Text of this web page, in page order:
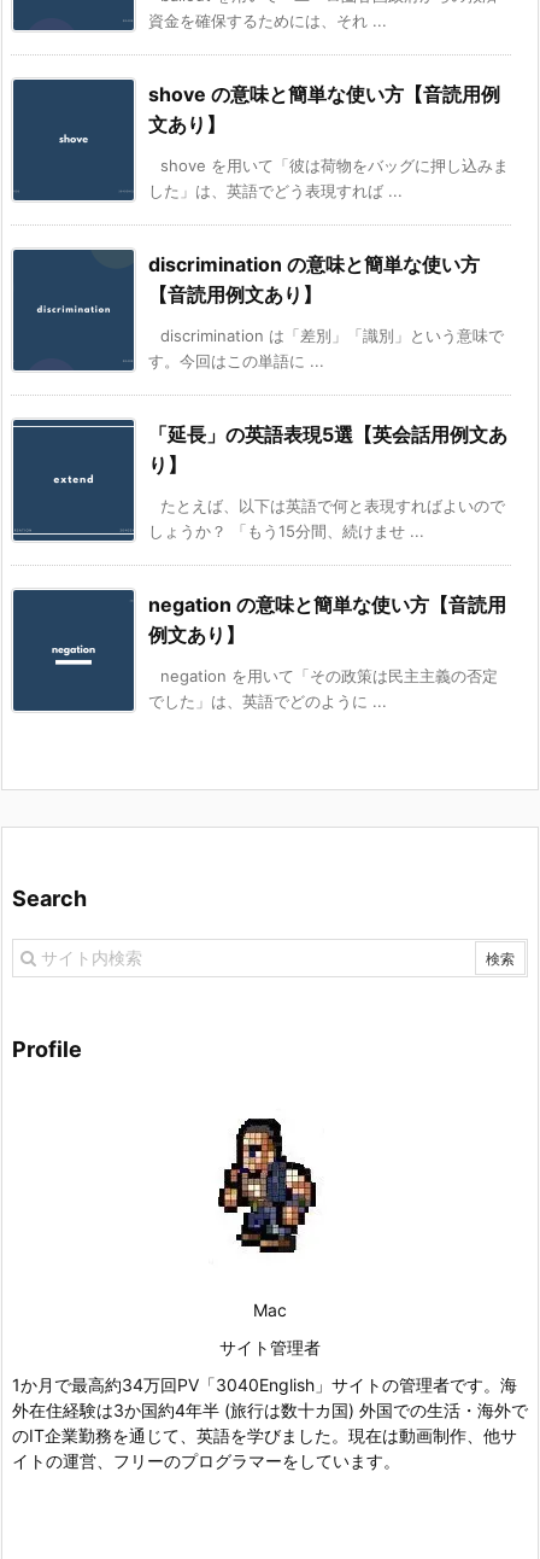
資金を確保するためには、それ ...
shove の意味と簡単な使い方【音読用例
文あり】
shove を用いて「彼は荷物をバッグに押し込みま
した」は、英語でどう表現すれば ...
discrimination の意味と簡単な使い方
【音読用例文あり】
discrimination は「差別」「識別」という意味で
す。今回はこの単語に ...
「延長」の英語表現5選【英会話用例文あ
り】
たとえば、以下は英語で何と表現すればよいので
しょうか？ 「もう15分間、続けませ ...
negation の意味と簡単な使い方【音読用
例文あり】
negation を用いて「その政策は民主主義の否定
でした」は、英語でどのように ...
Search
Profile
Mac
サイト管理者
1か月で最高約34万回PV「3040English」サイトの管理者です。海
外在住経験は3か国約4年半 (旅行は数十カ国) 外国での生活・海外で
のIT企業勤務を通じて、英語を学びました。現在は動画制作、他サ
イトの運営、フリーのプログラマーをしています。